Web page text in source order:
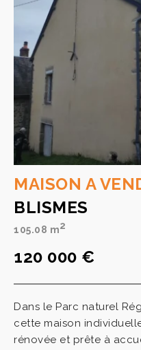
MAISON A
BLISMES
105.08 m2
120 000 €
Dans le Parc naturel
cette maison
rénovée et prête à